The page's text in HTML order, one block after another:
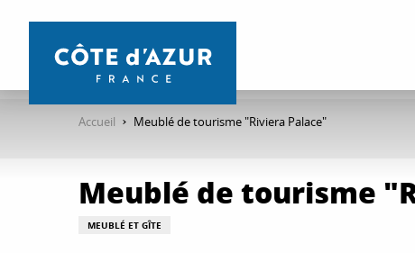
contenu
Accueil Meublé de tourisme "Riviera Palace"
Meublé de tourisme
MEUBLÉ ET GÎTE